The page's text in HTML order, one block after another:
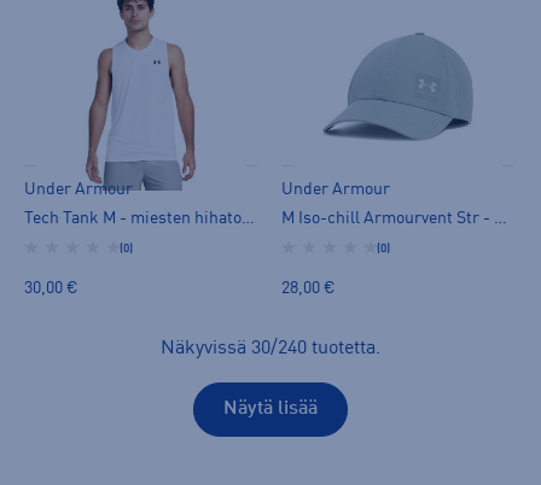
Under Armour
Tech Tank M - miesten hihaton paita
(0)
30,00 €
Under Armour
M Iso-chill Armourvent Str - miesten lippis
(0)
28,00 €
Näkyvissä 30/240 tuotetta.
Näytä lisää